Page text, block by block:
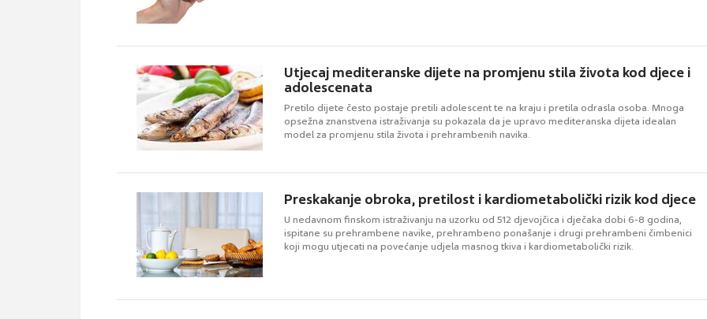
Utjecaj mediteranske dijete na promjenu stila života kod djece i
adolescenata
Pretilo dijete često postaje pretili adolescent te na kraju i pretila odrasla osoba. Mnoga
opsežna znanstvena istraživanja su pokazala da je upravo mediteranska dijeta idealan
model za promjenu stila života i prehrambenih navika.
Preskakanje obroka, pretilost i kardiometabolički rizik kod djece
U nedavnom finskom istraživanju na uzorku od 512 djevojčica i dječaka dobi 6-8 godina,
ispitane su prehrambene navike, prehrambeno ponašanje i drugi prehrambeni čimbenici
koji mogu utjecati na povećanje udjela masnog tkiva i kardiometabolički rizik.